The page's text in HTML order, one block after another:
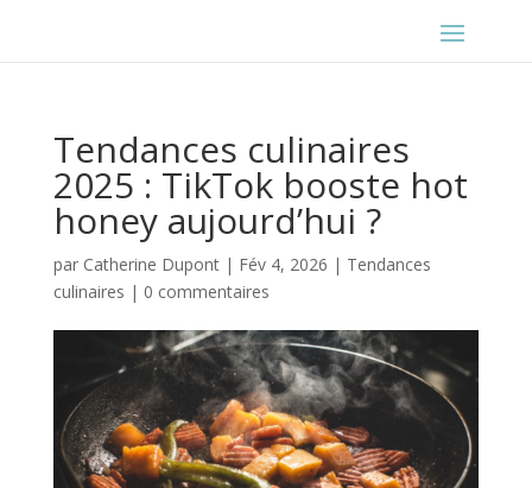
Tendances culinaires
2025 : TikTok booste hot
honey aujourd’hui ?
par Catherine Dupont| Fév 4, 2026 | Tendances
culinaires | 0 commentaires